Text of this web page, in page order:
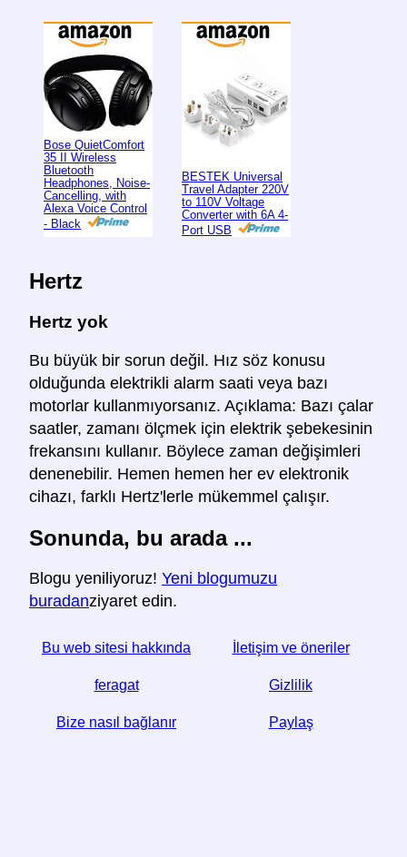
Bose QuietComfort
35 II Wireless
Bluetooth
Headphones, Noise-
Cancelling, with
Alexa Voice Control
- Black
BESTEK Universal
Travel Adapter 220V
to 110V Voltage
Converter with 6A 4-
Port USB
Hertz
Hertz yok
Bu büyük bir sorun değil. Hız söz konusu
olduğunda elektrikli alarm saati veya bazı
motorlar kullanmıyorsanız. Açıklama: Bazı çalar
saatler, zamanı ölçmek için elektrik şebekesinin
frekansını kullanır. Böylece zaman değişimleri
denenebilir. Hemen hemen her ev elektronik
cihazı, farklı Hertz'lerle mükemmel çalışır.
Sonunda, bu arada ...
Blogu yeniliyoruz! Yeni blogumuzu
buradanziyaret edin.
Bu web sitesi hakkında İletişim ve öneriler
feragat Gizlilik
Bize nasıl bağlanır Paylaş